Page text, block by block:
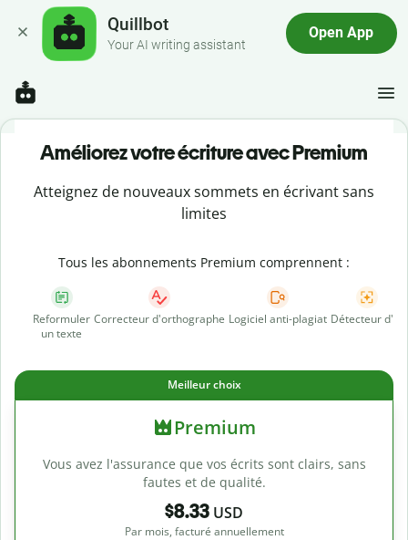
Quillbot
Your AI writing assistant
Open App
Améliorez votre écriture avec Premium
Atteignez de nouveaux sommets en écrivant sans
limites
Tous les abonnements Premium comprennent :
Reformuler
un texte
Correcteur d'orthographe Logiciel anti-plagiat Détecteur d'IA
Meilleur choix
Premium
Vous avez l'assurance que vos écrits sont clairs, sans
fautes et de qualité.
$8.33 USD
Par mois, facturé annuellement